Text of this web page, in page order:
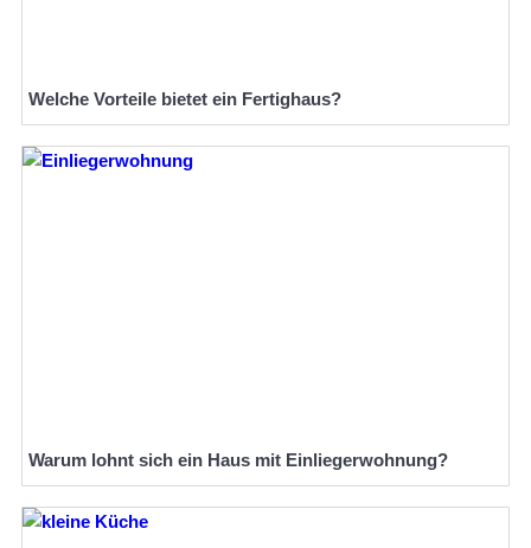
Welche Vorteile bietet ein Fertighaus?
Warum lohnt sich ein Haus mit Einliegerwohnung?